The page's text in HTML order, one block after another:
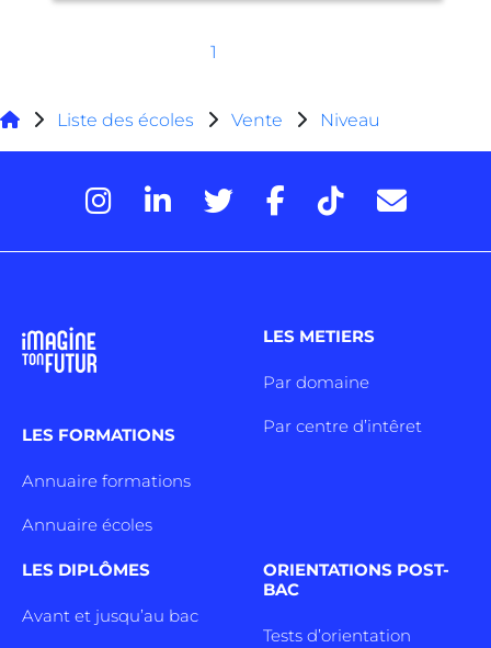
1
Liste des écoles Vente Niveau
LES FORMATIONS
Annuaire formations
Annuaire écoles
LES METIERS
Par domaine
Par centre d’intêret
LES DIPLÔMES
Avant et jusqu’au bac
ORIENTATIONS POST-
BAC
Tests d’orientation